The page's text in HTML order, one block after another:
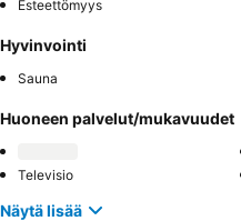
Esteettömyys
Hyvinvointi
Sauna
Huoneen palvelut/mukavuudet
Televisio
Näytä lisää